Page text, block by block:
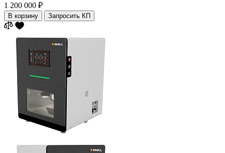
1 200 000 ₽
В корзину Запросить КП